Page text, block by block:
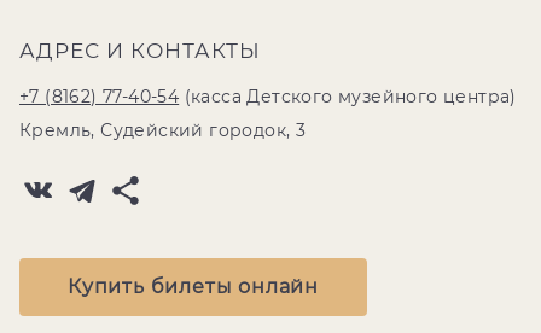
АДРЕС И КОНТАКТЫ
+7 (8162) 77-40-54 (касса Детского музейного центра)
Кремль, Судейский городок, 3
Купить билеты онлайн